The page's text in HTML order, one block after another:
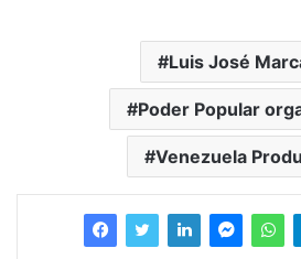
Luis José
Poder Popular
Venezuela